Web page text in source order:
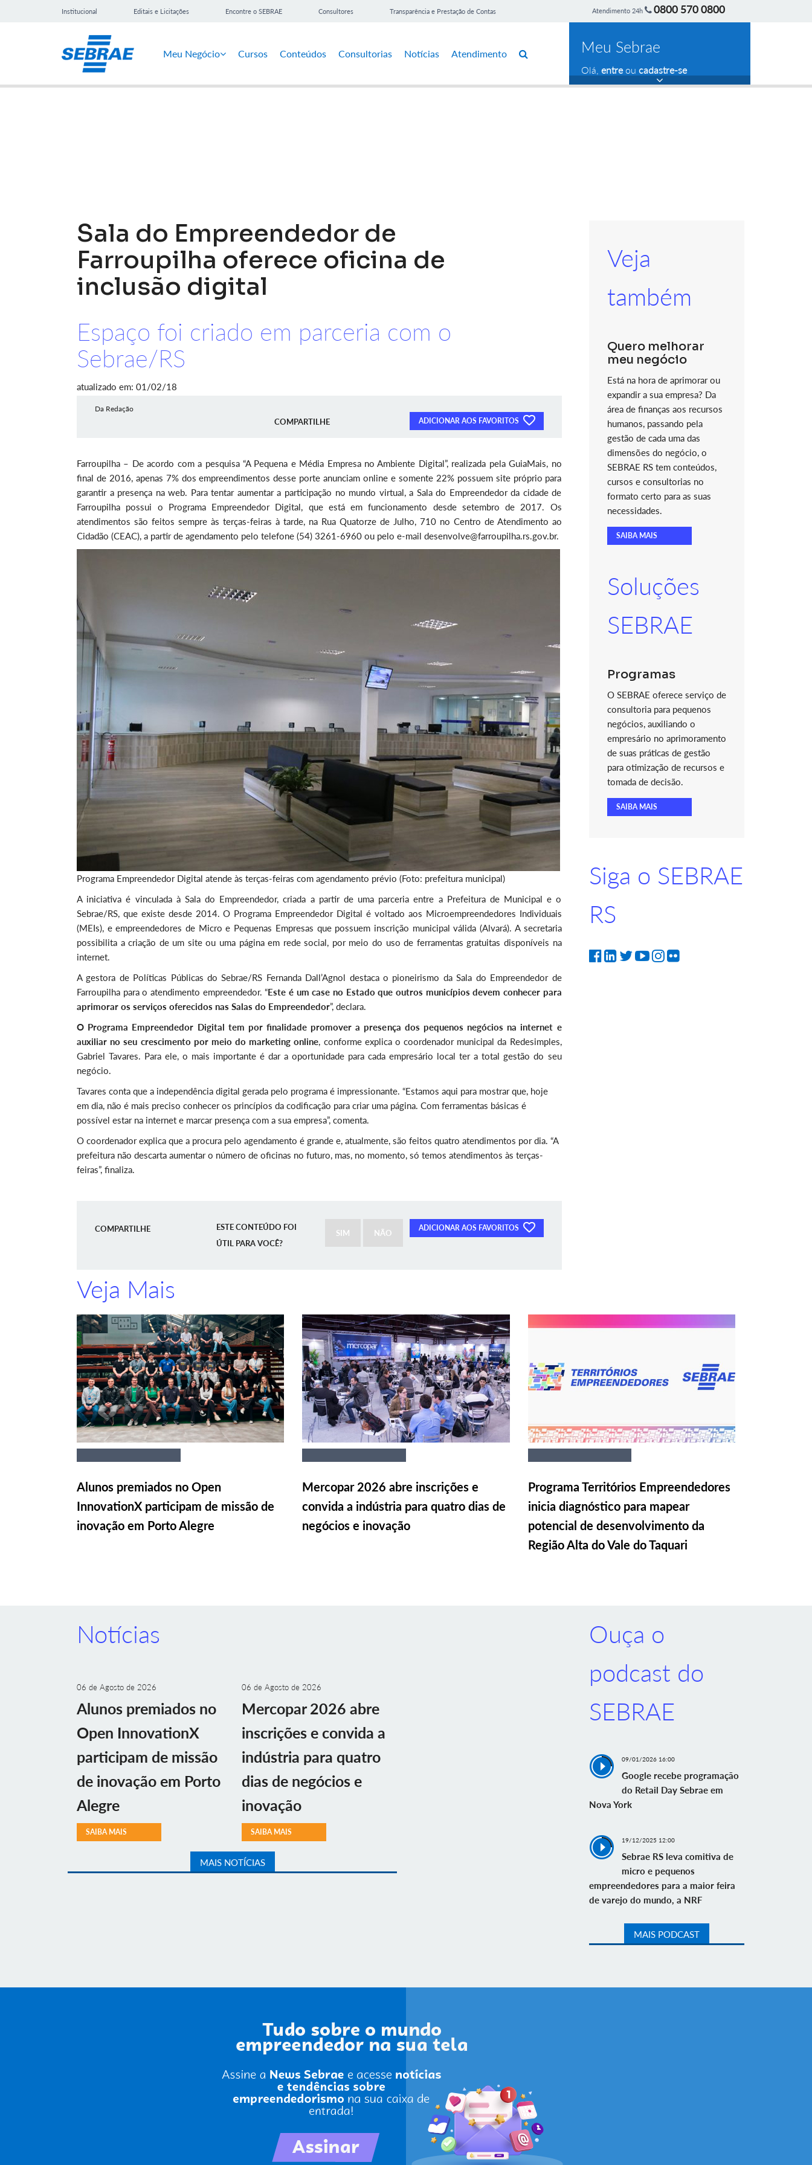
Institucional Editais e Licitações Encontre o SEBRAE Consultores Transparência e Prestação de Contas Atendimento 24h 0800 570 0800
Meu Negócio Cursos Conteúdos Consultorias Notícias Atendimento Meu Sebrae
Olá, entreou cadastre-se
Sala do Empreendedor de
Farroupilha oferece oficina de
inclusão digital
Espaço foi criado em parceria com o
Sebrae/RS
atualizado em: 01/02/18
Da Redação
COMPARTILHE ADICIONAR AOS FAVORITOS
Farroupilha – De acordo com a pesquisa “A Pequena e Média Empresa no Ambiente Digital”, realizada pela GuiaMais, no
final de 2016, apenas 7% dos empreendimentos desse porte anunciam online e somente 22% possuem site próprio para
garantir a presença na web. Para tentar aumentar a participação no mundo virtual, a Sala do Empreendedor da cidade de
Farroupilha possui o Programa Empreendedor Digital, que está em funcionamento desde setembro de 2017. Os
atendimentos são feitos sempre às terças-feiras à tarde, na Rua Quatorze de Julho, 710 no Centro de Atendimento ao
Cidadão (CEAC), a partir de agendamento pelo telefone (54) 3261-6960 ou pelo e-mail desenvolve@farroupilha.rs.gov.br.
Programa Empreendedor Digital atende às terças-feiras com agendamento prévio (Foto: prefeitura municipal)
A iniciativa é vinculada à Sala do Empreendedor, criada a partir de uma parceria entre a Prefeitura de Municipal e o
Sebrae/RS, que existe desde 2014. O Programa Empreendedor Digital é voltado aos Microempreendedores Individuais
(MEIs), e empreendedores de Micro e Pequenas Empresas que possuem inscrição municipal válida (Alvará). A secretaria
possibilita a criação de um site ou uma página em rede social, por meio do uso de ferramentas gratuitas disponíveis na
internet.
A gestora de Políticas Públicas do Sebrae/RS Fernanda Dall’Agnol destaca o pioneirismo da Sala do Empreendedor de
Farroupilha para o atendimento empreendedor. “Este é um case no Estado que outros municípios devem conhecer para
aprimorar os serviços oferecidos nas Salas do Empreendedor”, declara.
O Programa Empreendedor Digital tem por finalidade promover a presença dos pequenos negócios na internet e
auxiliar no seu crescimento por meio do marketing online, conforme explica o coordenador municipal da Redesimples,
Gabriel Tavares. Para ele, o mais importante é dar a oportunidade para cada empresário local ter a total gestão do seu
negócio.
Tavares conta que a independência digital gerada pelo programa é impressionante. “Estamos aqui para mostrar que, hoje
em dia, não é mais preciso conhecer os princípios da codificação para criar uma página. Com ferramentas básicas é
possível estar na internet e marcar presença com a sua empresa”, comenta.
O coordenador explica que a procura pelo agendamento é grande e, atualmente, são feitos quatro atendimentos por dia. “A
prefeitura não descarta aumentar o número de oficinas no futuro, mas, no momento, só temos atendimentos às terças-
feiras”, finaliza.
COMPARTILHE ADICIONAR AOS FAVORITOS
ESTE CONTEÚDO FOI
ÚTIL PARA VOCÊ?
SIM NÃO
Veja
também
Quero melhorar
meu negócio
Está na hora de aprimorar ou
expandir a sua empresa? Da
área de finanças aos recursos
humanos, passando pela
gestão de cada uma das
dimensões do negócio, o
SEBRAE RS tem conteúdos,
cursos e consultorias no
formato certo para as suas
necessidades.
SAIBA MAIS
Soluções
SEBRAE
Programas
O SEBRAE oferece serviço de
consultoria para pequenos
negócios, auxiliando o
empresário no aprimoramento
de suas práticas de gestão
para otimização de recursos e
tomada de decisão.
SAIBA MAIS
Siga o SEBRAE
RS
Veja Mais
Alunos premiados no Open
InnovationX participam de missão de
inovação em Porto Alegre
Mercopar 2026 abre inscrições e
convida a indústria para quatro dias de
negócios e inovação
Programa Territórios Empreendedores
inicia diagnóstico para mapear
potencial de desenvolvimento da
Região Alta do Vale do Taquari
Notícias
06 de Agosto de 2026
Alunos premiados no
Open InnovationX
participam de missão
de inovação em Porto
Alegre
SAIBA MAIS
06 de Agosto de 2026
Mercopar 2026 abre
inscrições e convida a
indústria para quatro
dias de negócios e
inovação
SAIBA MAIS
MAIS NOTÍCIAS
Ouça o
podcast do
SEBRAE
09/01/2026 16:00
Google recebe programação
do Retail Day Sebrae em
Nova York
19/12/2025 12:00
Sebrae RS leva comitiva de
micro e pequenos
empreendedores para a maior feira
de varejo do mundo, a NRF
MAIS PODCAST